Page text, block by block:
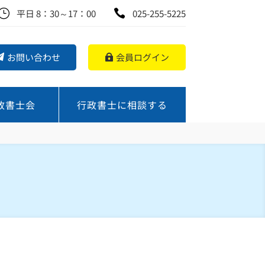
平日 8：30～17：00  025-255-5225
お問い合わせ 会員ログイン
書士会 行政書士に相談する